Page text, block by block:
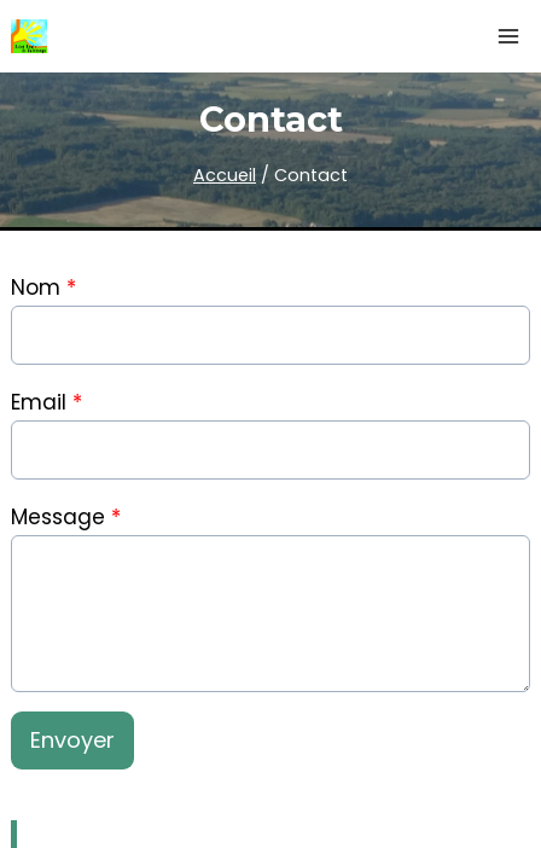
Aller
au
contenu
Contact
Accueil / Contact
Nom *
Email *
Message *
Envoyer